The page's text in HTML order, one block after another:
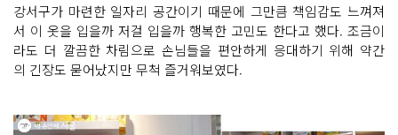
강서구가 마련한 일자리 공간이기 때문에 그만큼 책임감도 느껴져
서 이 옷을 입을까 저걸 입을까 행복한 고민도 한다고 했다. 조금이
라도 더 깔끔한 차림으로 손님들을 편안하게 응대하기 위해 약간
의 긴장도 묻어났지만 무척 즐거워보였다.